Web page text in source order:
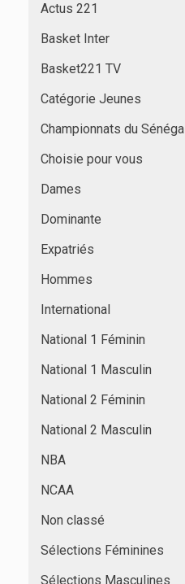
Actus 221
Basket Inter
Basket221 TV
Catégorie Jeunes
Championnats du Sénégal
Choisie pour vous
Dames
Dominante
Expatriés
Hommes
International
National 1 Féminin
National 1 Masculin
National 2 Féminin
National 2 Masculin
NBA
NCAA
Non classé
Sélections Féminines
Sélections Masculines